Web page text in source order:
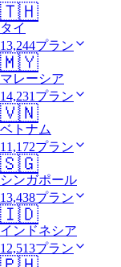
🇹🇭
タイ
13,244プラン
🇲🇾
マレーシア
14,231プラン
🇻🇳
ベトナム
11,172プラン
🇸🇬
シンガポール
13,438プラン
🇮🇩
インドネシア
12,513プラン